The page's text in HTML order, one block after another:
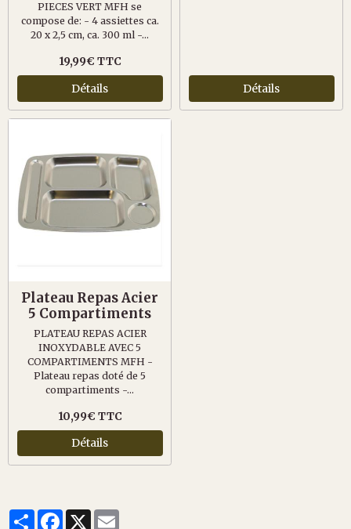
PIECES VERT MFH se
compose de: - 4 assiettes ca.
20 x 2,5 cm, ca. 300 ml -...
19,99€ TTC
Détails
Détails
Plateau Repas Acier
5 Compartiments
PLATEAU REPAS ACIER
INOXYDABLE AVEC 5
COMPARTIMENTS MFH -
Plateau repas doté de 5
compartiments -...
10,99€ TTC
Détails
PartagerFacebook
X